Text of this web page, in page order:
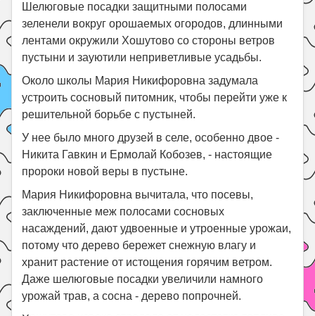
Шелюговые посадки защитными полосами
зеленели вокруг орошаемых огородов, длинными
лентами окружили Хошутово со стороны ветров
пустыни и зауютили неприветливые усадьбы.
Около школы Мария Никифоровна задумала
устроить сосновый питомник, чтобы перейти уже к
решительной борьбе с пустыней.
У нее было много друзей в селе, особенно двое -
Никита Гавкин и Ермолай Кобозев, - настоящие
пророки новой веры в пустыне.
Мария Никифоровна вычитала, что посевы,
заключенные меж полосами сосновых
насаждений, дают удвоенные и утроенные урожаи,
потому что дерево бережет снежную влагу и
хранит растение от истощения горячим ветром.
Даже шелюговые посадки увеличили намного
урожай трав, а сосна - дерево попрочней.